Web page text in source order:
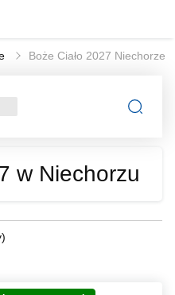
Boże Ciało 2027 Niechorze
w Niechorzu
)